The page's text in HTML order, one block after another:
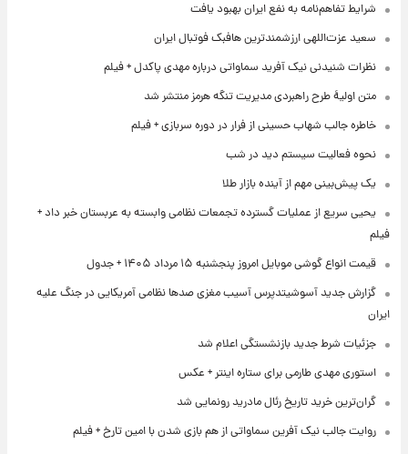
شرایط تفاهم‌نامه به نفع ایران بهبود یافت
سعید عزت‌اللهی ارزشمندترین هافبک فوتبال ایران
نظرات شنیدنی نیک آفرید سماواتی درباره مهدی پاکدل + فیلم
متن اولیۀ طرح راهبردی مدیریت تنگه هرمز منتشر شد
خاطره جالب شهاب حسینی از فرار در دوره سربازی + فیلم
نحوه فعالیت سیستم دید در شب
یک پیش‌بینی مهم از آینده بازار طلا
یحیی سریع از عملیات گسترده تجمعات نظامی وابسته به عربستان خبر داد +
فیلم
قیمت انواع گوشی موبایل امروز پنجشنبه ۱۵ مرداد ۱۴۰۵ + جدول
گزارش جدید آسوشیتدپرس آسیب مغزی صدها نظامی آمریکایی در جنگ علیه
ایران
جزئیات شرط جدید بازنشستگی اعلام شد
استوری مهدی طارمی برای ستاره اینتر + عکس
گران‌ترین خرید تاریخ رئال مادرید رونمایی شد
روایت جالب نیک آفرین سماواتی از هم بازی شدن با امین تارخ + فیلم